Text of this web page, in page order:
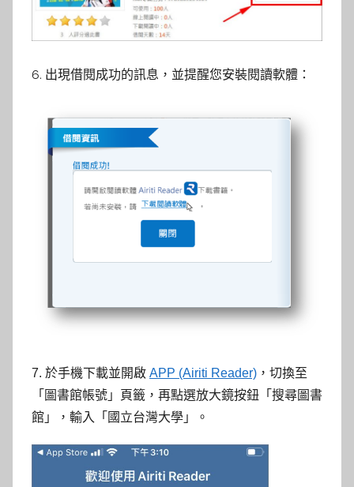
6. 出現借閱成功的訊息，並提醒您安裝閱讀軟體：
7. 於手機下載並開啟 APP (Airiti Reader) ，切換至
「圖書館帳號」頁籤，再點選放大鏡按鈕「搜尋圖書
館」，輸入「國立台灣大學」。